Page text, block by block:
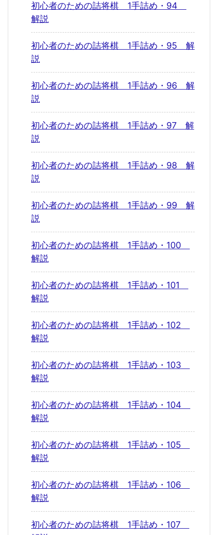
初心者のための詰将棋 1手詰め・94
解説
初心者のための詰将棋 1手詰め・95 解
説
初心者のための詰将棋 1手詰め・96 解
説
初心者のための詰将棋 1手詰め・97 解
説
初心者のための詰将棋 1手詰め・98 解
説
初心者のための詰将棋 1手詰め・99 解
説
初心者のための詰将棋 1手詰め・100
解説
初心者のための詰将棋 1手詰め・101
解説
初心者のための詰将棋 1手詰め・102
解説
初心者のための詰将棋 1手詰め・103
解説
初心者のための詰将棋 1手詰め・104
解説
初心者のための詰将棋 1手詰め・105
解説
初心者のための詰将棋 1手詰め・106
解説
初心者のための詰将棋 1手詰め・107